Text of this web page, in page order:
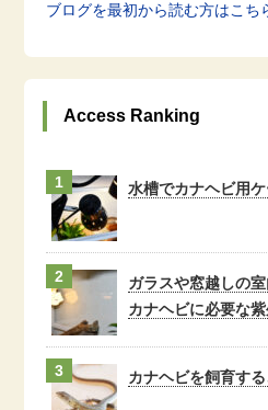
ブログを最初から読む方はこち
Access Ranking
水槽でカナヘビ用
ガラスや窓越しの
カナヘビに必要な
カナヘビを飼育す